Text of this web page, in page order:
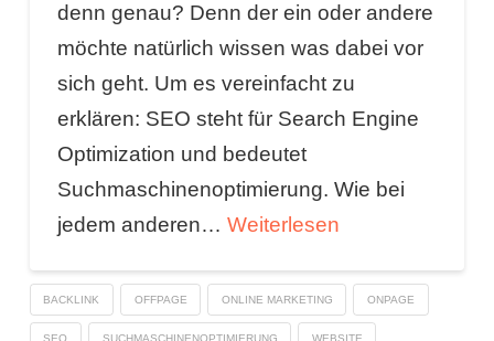
denn genau? Denn der ein oder andere
möchte natürlich wissen was dabei vor
sich geht. Um es vereinfacht zu
erklären: SEO steht für Search Engine
Optimization und bedeutet
Suchmaschinenoptimierung. Wie bei
jedem anderen… Weiterlesen
BACKLINK OFFPAGE ONLINE MARKETING ONPAGE
SEO SUCHMASCHINENOPTIMIERUNG WEBSITE